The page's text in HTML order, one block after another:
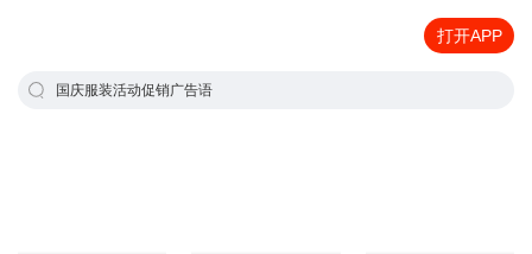
打开APP
国庆服装活动促销广告语